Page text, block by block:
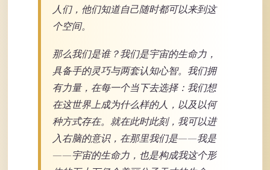
人们，他们知道自己随时都可以来到这
个空间。
那么我们是谁？我们是宇宙的生命力，
具备手的灵巧与两套认知心智。我们拥
有力量，在每一个当下去选择：我们想
在这世界上成为什么样的人，以及以何
种方式存在。就在此时此刻，我可以进
入右脑的意识，在那里我们是——我是
——宇宙的生命力，也是构成我这个形